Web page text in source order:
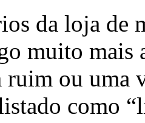
da loja de
muito mais
ou uma
como